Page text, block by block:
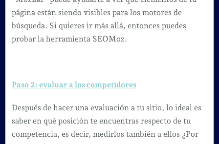
página están siendo visibles para los motores de
búsqueda. Si quieres ir más allá, entonces puedes
probar la herramienta SEOMoz.
Paso 2: evaluar a los competidores
Después de hacer una evaluación a tu sitio, lo ideal es
saber en qué posición te encuentras respecto de tu
competencia, es decir, medirlos también a ellos ¿Por